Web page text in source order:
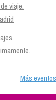
viaje.
Más eventos